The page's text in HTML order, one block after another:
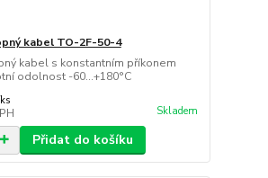
kabel TO-2F-50-4
kabel s konstantním příkonem
odolnost -60...+180°C
ks
Skladem
Přidat do košíku